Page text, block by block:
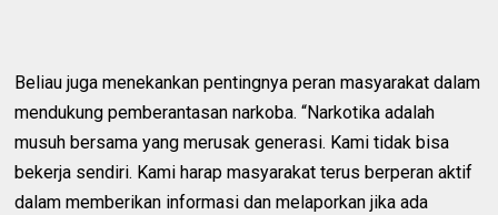
‎Beliau juga menekankan pentingnya peran masyarakat dalam
mendukung pemberantasan narkoba. “Narkotika adalah
musuh bersama yang merusak generasi. Kami tidak bisa
bekerja sendiri. Kami harap masyarakat terus berperan aktif
dalam memberikan informasi dan melaporkan jika ada